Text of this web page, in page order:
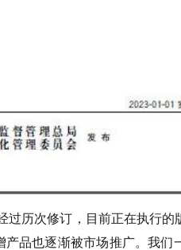
过历次修订，目前正在执行
品也逐渐被市场推广。我们